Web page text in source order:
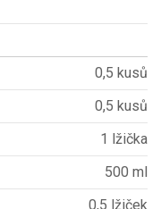
0,5 kusů
0,5 kusů
1 lžička
500 ml
0,5 lžiček